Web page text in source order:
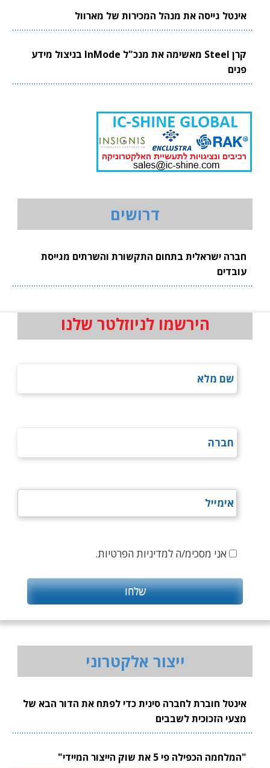
אינטל גייסה את מנהל המכירות של מארוול
קרן Steel מאשימה את מנכ"ל InMode בניצול מידע
פנים
דרושים
חברה ישראלית בתחום התקשורת והשרתים מגייסת
עובדים
הירשמו לניוזלטר שלנו
אני מסכימ/ה למדיניות הפרטיות.
ייצור אלקטרוני
אינטל חוברת לחברה סינית כדי לפתח את הדור הבא של
מצעי הזכוכית לשבבים
"המלחמה הכפילה פי 5 את שוק הייצור המיידי"